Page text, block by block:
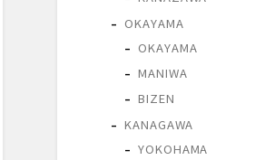
OKAYAMA
OKAYAMA
MANIWA
BIZEN
KANAGAWA
YOKOHAMA